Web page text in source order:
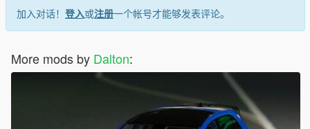
加入对话！ 登入或注册一个帐号才能够发表评论。
More mods by Dalton: